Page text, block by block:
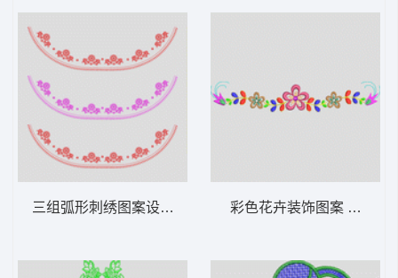
三组弧形刺绣图案设计 简单领 彩色花卉装饰图案 童小花